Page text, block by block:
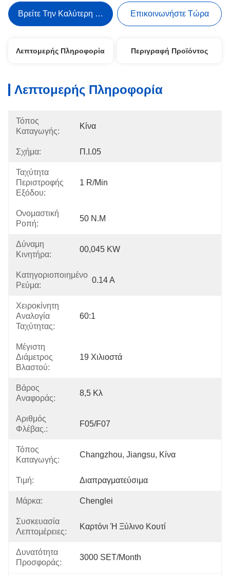
Βρείτε Την Καλύτερη Τιμή Επικοινωνήστε Τώρα
Λεπτομερής Πληροφορία Περιγραφή Προϊόντος
Λεπτομερής Πληροφορία
Τόπος
Καταγωγής:
Κίνα
Σχήμα: Π.Ι.05
Ταχύτητα
Περιστροφής
Εξόδου:
1 R/min
Ονομαστική
Ροπή:
50 N.m
Δύναμη
Κινητήρα:
00,045 KW
Κατηγοριοποιημένο
Ρεύμα:
0.14 Α
Χειροκίνητη
Αναλογία
Ταχύτητας:
60:1
Μέγιστη
Διάμετρος
Βλαστού:
19 Χιλιοστά
Βάρος
Αναφοράς:
8,5 Κλ
Αριθμός
Φλέβας.:
F05/F07
Τόπος
Καταγωγής:
Changzhou, Jiangsu, Κίνα
Τιμή: Διαπραγματεύσιμα
Μάρκα: Chenglei
Συσκευασία
Λεπτομέρειες:
Καρτόνι Ή Ξύλινο Κουτί
Δυνατότητα
Προσφοράς:
3000 SET/Month